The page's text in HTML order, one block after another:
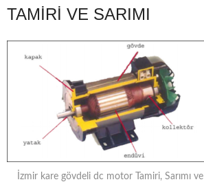
TAMIRI VE SARIMI
İzmir kare gövdeli dc motor Tamiri, Sarımı ve